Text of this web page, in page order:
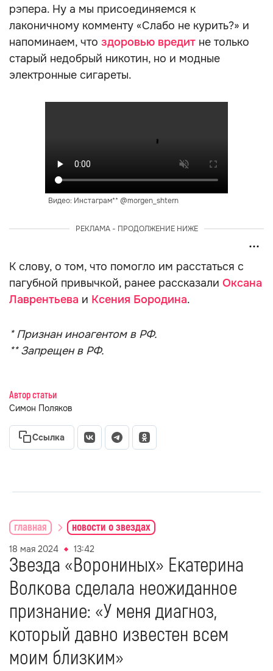
рэпера. Ну а мы присоединяемся к
лаконичному комменту «Слабо не курить?» и
напоминаем, что здоровью вредит не только
старый недобрый никотин, но и модные
электронные сигареты.
Видео: Инстаграм** @morgen_shtern
РЕКЛАМА - ПРОДОЛЖЕНИЕ НИЖЕ
К слову, о том, что помогло им расстаться с
пагубной привычкой, ранее рассказали Оксана
Лаврентьева и Ксения Бородина.
* Признан иноагентом в РФ.
** Запрещен в РФ.
Автор статьи
Симон Поляков
Ссылка
главная новости о звездах
18 мая 2024 13:42
Звезда «Ворониных» Екатерина
Волкова сделала неожиданное
признание: «У меня диагноз,
который давно известен всем
моим близким»